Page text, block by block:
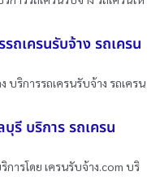
ถเครนรับจ้าง รถเครน
บริการรถเครนรับจ้าง รถเครน
รี บริการ รถเครน
ารโดย เครนรับจ้าง.com บริ